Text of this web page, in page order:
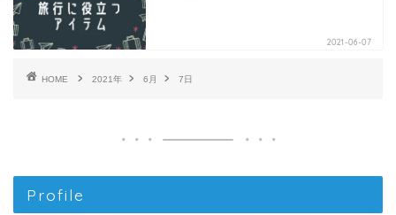
2021-06-07
HOME 2021年 6月 7日
Profile